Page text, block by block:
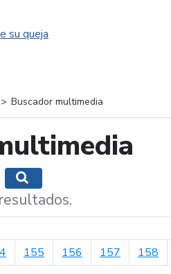
su queja
Buscador multimedia
Mostrar opciones de búsqueda
155 156 157 158